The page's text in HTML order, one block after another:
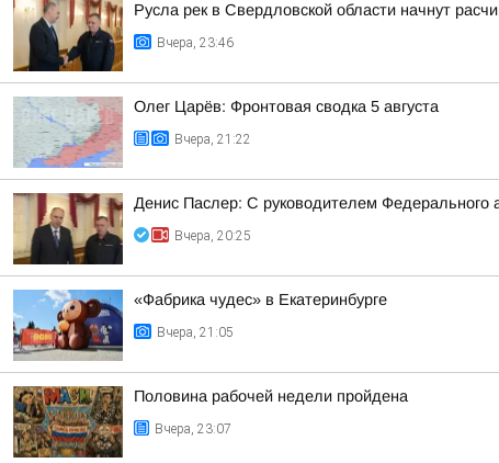
Русла рек в Свердловской области начнут
Вчера, 23:46
Олег Царёв: Фронтовая сводка 5 августа
Вчера, 21:22
Денис Паслер: С руководителем Федерального
Вчера, 20:25
«Фабрика чудес» в Екатеринбурге
Вчера, 21:05
Половина рабочей недели пройдена
Вчера, 23:07